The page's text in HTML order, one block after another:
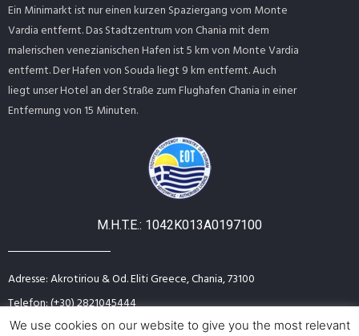
Ein Minimarkt ist nur einen kurzen Spaziergang vom Monte
Vardia entfernt. Das Stadtzentrum von Chania mit dem
malerischen venezianischen Hafen ist 5 km von Monte Vardia
entfernt. Der Hafen von Souda liegt 9 km entfernt. Auch
liegt unser Hotel an der Straße zum Flughafen Chania in einer
Entfernung von 15 Minuten.
M.H.T.E.: 1042Κ013Α0197100
Adresse: Akrotiriou & Od. Eliti Greece, Chania, 73100
Telefon: (+30) 2821045444
Email: info@montevardia-hotel.com
We use cookies on our website to give you the most relevant